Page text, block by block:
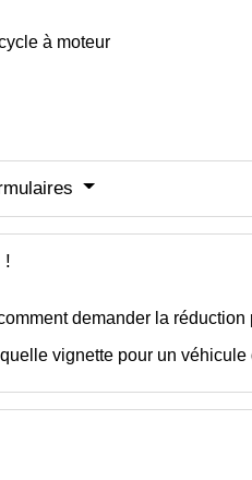
à moteur
!
demander la
vignette pour un véhicule